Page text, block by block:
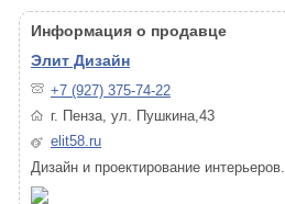
Информация о продавце
Элит Дизайн
+7 (927) 375-74-22
г. Пенза, ул. Пушкина,43
elit58.ru
Дизайн и проектирование интерьеров.